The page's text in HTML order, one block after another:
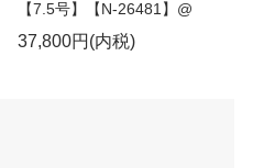
【7.5号】【N-26481】@
37,800円(内税)